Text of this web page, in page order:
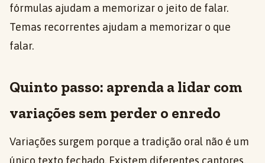
fórmulas ajudam a memorizar o jeito de falar.
Temas recorrentes ajudam a memorizar o que
falar.
Quinto passo: aprenda a lidar com
variações sem perder o enredo
Variações surgem porque a tradição oral não é um
único texto fechado. Existem diferentes cantores,